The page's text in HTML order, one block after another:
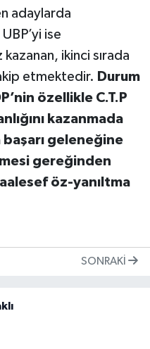
adaylarda
ise
kazanan, ikinci sırada
etmektedir. Durum
özellikle C.T.P
kazanmada
geleneğine
gereğinden
öz-yanıltma
SONRAKI